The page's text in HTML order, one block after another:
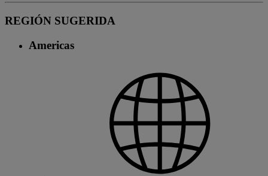
REGIÓN SUGERIDA
Americas